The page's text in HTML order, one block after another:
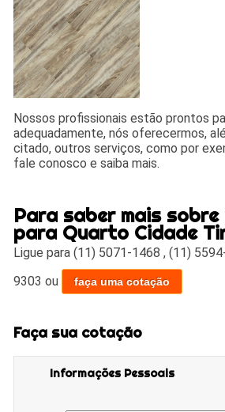
Nossos profissionais estão prontos
adequadamente, nós oferecermos,
citado, outros serviços, como por
fale conosco e saiba mais.
Para saber mais
para Quarto Cidade
Ligue para(11) 5071-1468 ,(11)
9303 ou faça uma cotação
Faça sua cotação
Informações Pessoais